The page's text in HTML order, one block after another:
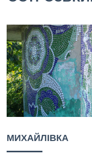
МИХАЙЛІВКА